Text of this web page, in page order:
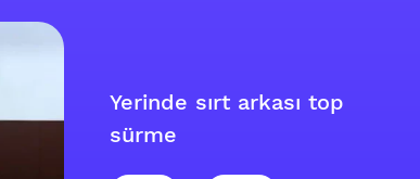
Yerinde sırt arkası top
sürme